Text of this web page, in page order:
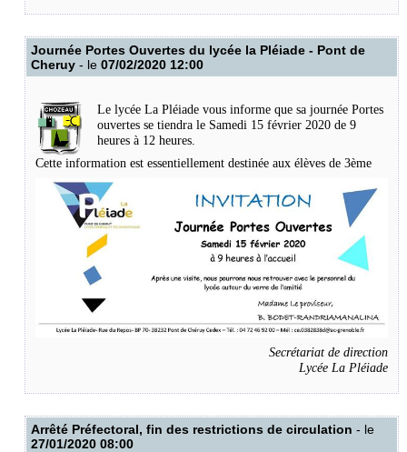
Journée Portes Ouvertes du lycée la Pléiade - Pont de
Cheruy - le 07/02/2020 12:00
Le lycée La Pléiade vous informe que sa journée Portes
ouvertes se tiendra le Samedi 15 février 2020 de 9
heures à 12 heures.
Cette information est essentiellement destinée aux élèves de 3ème
Secrétariat de direction
Lycée La Pléiade
Arrêté Préfectoral, fin des restrictions de circulation - le
27/01/2020 08:00